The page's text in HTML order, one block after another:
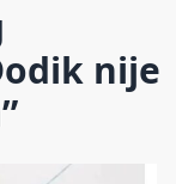
nije